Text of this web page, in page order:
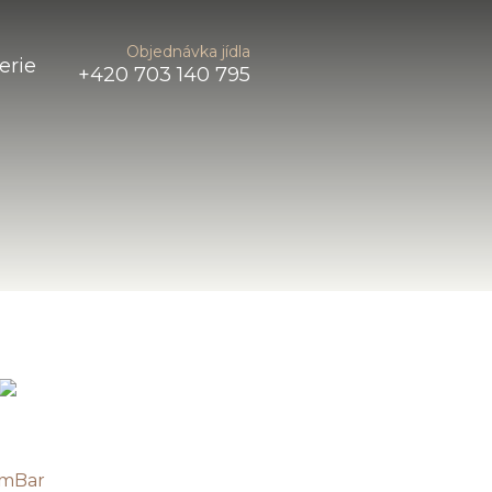
Objednávka jídla
+420 703 140 795